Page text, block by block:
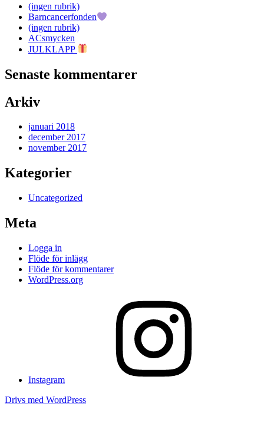
(ingen rubrik)
Barncancerfonden
(ingen rubrik)
ACsmycken
JULKLAPP
Senaste kommentarer
Arkiv
januari 2018
december 2017
november 2017
Kategorier
Uncategorized
Meta
Logga in
Flöde för inlägg
Flöde för kommentarer
WordPress.org
Instagram
Drivs med WordPress